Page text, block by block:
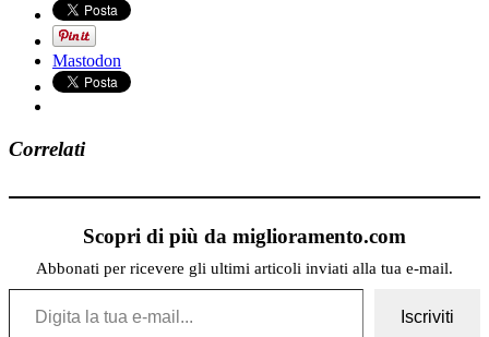
Mastodon
Correlati
Scopri di più da miglioramento.com
Abbonati per ricevere gli ultimi articoli inviati alla tua e-mail.
Digita la tua e-mail...
Iscriviti